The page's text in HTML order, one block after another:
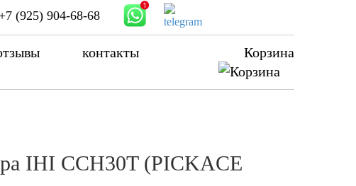
(925) 904-68-68
контакты Корзина
IHI CCH30T (PICKACE